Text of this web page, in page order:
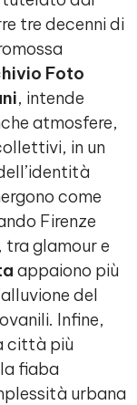
tre decenni di
Foto
, intende
atmosfere,
in un
come
Firenze
glamour e
appaiono più
del
Infine,
città più
fiaba
urbana